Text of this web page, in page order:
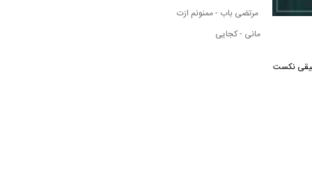
موسیقی نکست
مرتضی باب - ممنونم ازت
مانی - کجایی